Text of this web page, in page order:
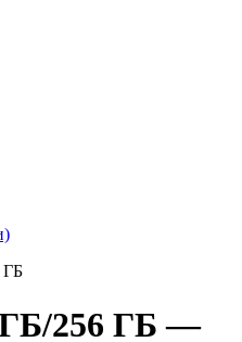
ГБ
ГБ/256 ГБ —